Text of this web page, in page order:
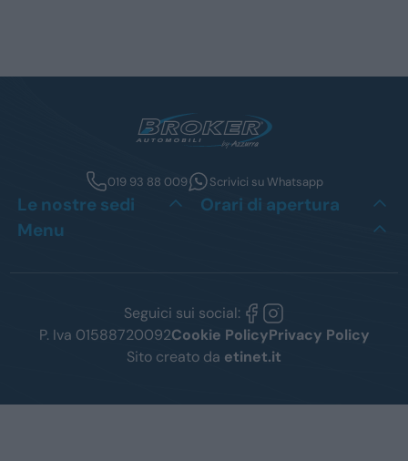
019 93 88 009 Scrivici su Whatsapp
Le nostre sedi
Orari di apertura
Menu
Seguici sui social:
P. Iva 01588720092Cookie PolicyPrivacy Policy
Sito creato da etinet.it